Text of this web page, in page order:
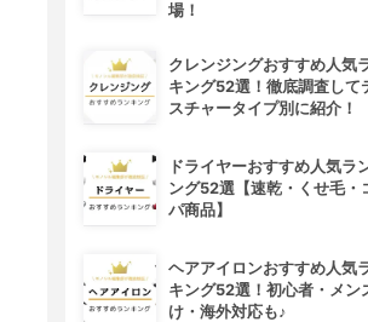
場！
クレンジングおすすめ人気
キング52選！徹底調査して
スチャータイプ別に紹介！
ドライヤーおすすめ人気ラ
ング52選【速乾・くせ毛・
パ商品】
ヘアアイロンおすすめ人気
キング52選！初心者・メン
け・海外対応も♪